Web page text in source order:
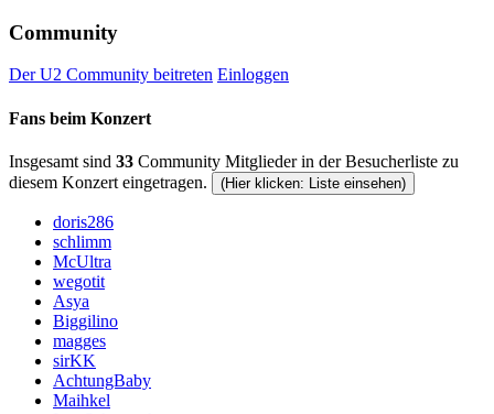
Community
Der U2 Community beitreten Einloggen
Fans beim Konzert
Insgesamt sind 33 Community Mitglieder in der Besucherliste zu
diesem Konzert eingetragen.
(Hier klicken: Liste einsehen)
doris286
schlimm
McUltra
wegotit
Asya
Biggilino
magges
sirKK
AchtungBaby
Maihkel